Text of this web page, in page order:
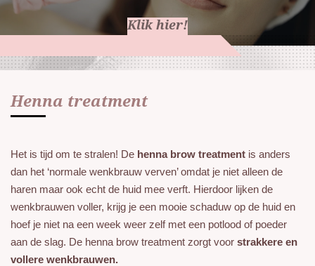
Klik hier!
Henna treatment
Het is tijd om te stralen! De henna brow treatment is anders
dan het ‘normale wenkbrauw verven’ omdat je niet alleen de
haren maar ook echt de huid mee verft. Hierdoor lijken de
wenkbrauwen voller, krijg je een mooie schaduw op de huid en
hoef je niet na een week weer zelf met een potlood of poeder
aan de slag. De henna brow treatment zorgt voor strakkere en
vollere wenkbrauwen.